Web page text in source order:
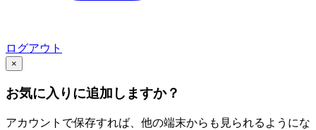
ログアウト
×
お気に入りに追加しますか？
アカウントで保存すれば、他の端末からも見られるようにな